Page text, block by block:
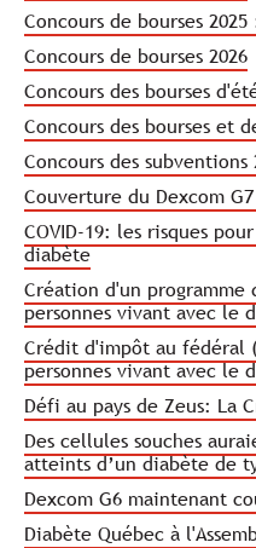
Concours de bourses
Concours de bourses 2026
Concours des bourses
Concours des bourses et
Concours des subventions
Couverture du Dexcom G7
COVID-19: les risques
diabète
Création d'un programme
personnes vivant avec le
Crédit d'impôt au fédéral
personnes vivant avec le
Défi au pays de Zeus: La
Des cellules souches
atteints d’un diabète de
Dexcom G6 maintenant
Diabète Québec à